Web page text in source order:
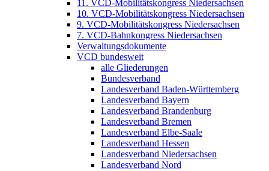
11. VCD-Mobilitätskongress Niedersachsen
10. VCD-Mobilitätskongress Niedersachsen
9. VCD-Mobilitätskongress Niedersachsen
7. VCD-Bahnkongress Niedersachsen
Verwaltungsdokumente
VCD bundesweit
alle Gliederungen
Bundesverband
Landesverband Baden-Württemberg
Landesverband Bayern
Landesverband Brandenburg
Landesverband Bremen
Landesverband Elbe-Saale
Landesverband Hessen
Landesverband Niedersachsen
Landesverband Nord